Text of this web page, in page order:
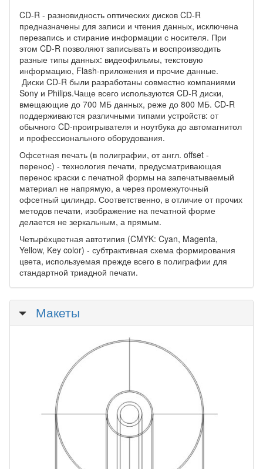
CD-R - разновидность оптических дисков CD-R
предназначены для записи и чтения данных, исключена
перезапись и стирание информации с носителя. При
этом CD-R позволяют записывать и воспроизводить
разные типы данных: видеофильмы, текстовую
информацию, Flash-приложения и прочие данные.
Диски CD-R были разработаны совместно компаниями
Sony и Philips.Чаще всего используются CD-R диски,
вмещающие до 700 МБ данных, реже до 800 МБ. CD-R
поддерживаются различными типами устройств: от
обычного CD-проигрывателя и ноутбука до автомагнитол
и профессионального оборудования.
Офсетная печать (в полиграфии, от англ. offset -
перенос) - технология печати, предусматривающая
перенос краски с печатной формы на запечатываемый
материал не напрямую, а через промежуточный
офсетный цилиндр. Соответственно, в отличие от прочих
методов печати, изображение на печатной форме
делается не зеркальным, а прямым.
Четырёхцветная автотипия (CMYK: Cyan, Magenta,
Yellow, Key color) - субтрактивная схема формирования
цвета, используемая прежде всего в полиграфии для
стандартной триадной печати.
Скрыть
Макеты